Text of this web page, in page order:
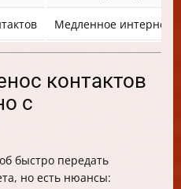
Медленное интернет-
контактов
с
быстро передать
но есть нюансы: